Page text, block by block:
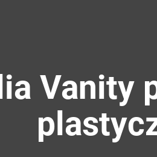
Vanity